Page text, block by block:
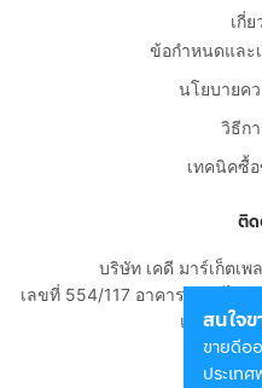
สนใจข
ขายดีอ
ประเท
เกี่ย
ข้อกำหนดและ
นโยบายค
วิธีก
เทคนิคซื้
ติด
บริษัท เคดี มาร์เก็ตเ
เลขที่ 554/117 อาคารสกายไน
แขวงดินแ
กรุงเทพ